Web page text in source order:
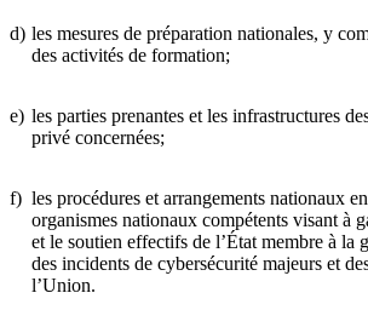
d) les mesures de préparation nationales, y
des activités de formation;
e) les parties prenantes et les infrastructures
privé concernées;
f) les procédures et arrangements nationaux
organismes nationaux compétents visant à
et le soutien effectifs de l’État membre à la
des incidents de cybersécurité majeurs et
l’Union.